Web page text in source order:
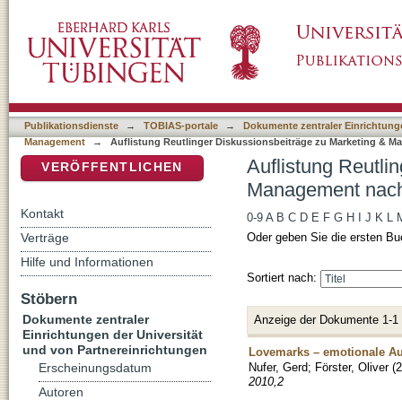
Oliver"
Publikationsdienste → TOBIAS-portale →
Dokumente zentraler
Management
→ Auflistung Reutlinger Diskussionsbeiträge zu Marketing &
Auflistung
Management
0-9 A B C D E F G H J K L
Oder geben Sie die ersten
Sortiert nach:
Anzeige der Dokumente 1-1
Lovemarks – emotionale
Nufer, Gerd; Förster, Oliver (
2010,2
VERÖFFENTLICHEN
Kontakt
Verträge
Hilfe und Informationen
Stöbern
Dokumente zentraler
Einrichtungen der Universität
und von Partnereinrichtungen
Erscheinungsdatum
Autoren